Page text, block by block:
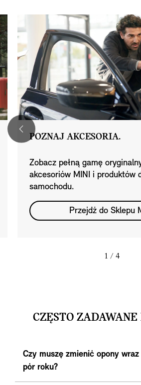
POZNAJ AKCESORIA.
Zobacz pełną gamę
akcesoriów MINI i produktów
samochodu.
Przejdź do Sklepu
1 / 4
CZĘSTO
Czy muszę zmienić opony
pór roku?